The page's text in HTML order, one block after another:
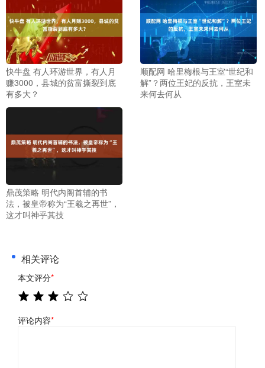
快牛盘 有人环游世界，有人月
赚3000，县城的贫富撕裂到底
有多大？
顺配网 哈里梅根与王室“世纪和
解”？两位王妃的反抗，王室未
来何去何从
鼎茂策略 明代内阁首辅的书
法，被皇帝称为“王羲之再世”，
这才叫神乎其技
相关评论
本文评分*
评论内容*